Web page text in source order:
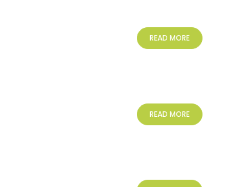
READ MORE
READ MORE